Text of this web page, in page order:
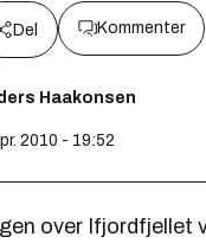
Del Kommenter
Haakonsen
2010 - 19:52
over Ifjordfjellet